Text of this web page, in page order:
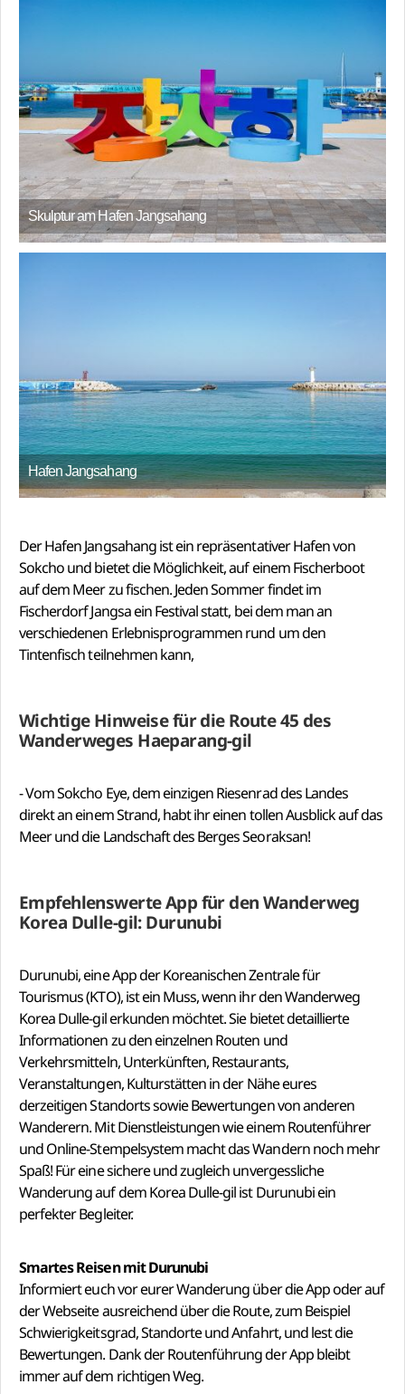
Skulptur am Hafen Jangsahang
Hafen Jangsahang
Der Hafen Jangsahang ist ein repräsentativer Hafen von
Sokcho und bietet die Möglichkeit, auf einem Fischerboot
auf dem Meer zu fischen. Jeden Sommer findet im
Fischerdorf Jangsa ein Festival statt, bei dem man an
verschiedenen Erlebnisprogrammen rund um den
Tintenfisch teilnehmen kann,
Wichtige Hinweise für die Route 45 des
Wanderweges Haeparang-gil
- Vom Sokcho Eye, dem einzigen Riesenrad des Landes
direkt an einem Strand, habt ihr einen tollen Ausblick auf das
Meer und die Landschaft des Berges Seoraksan!
Empfehlenswerte App für den Wanderweg
Korea Dulle-gil: Durunubi
Durunubi, eine App der Koreanischen Zentrale für
Tourismus (KTO), ist ein Muss, wenn ihr den Wanderweg
Korea Dulle-gil erkunden möchtet. Sie bietet detaillierte
Informationen zu den einzelnen Routen und
Verkehrsmitteln, Unterkünften, Restaurants,
Veranstaltungen, Kulturstätten in der Nähe eures
derzeitigen Standorts sowie Bewertungen von anderen
Wanderern. Mit Dienstleistungen wie einem Routenführer
und Online-Stempelsystem macht das Wandern noch mehr
Spaß! Für eine sichere und zugleich unvergessliche
Wanderung auf dem Korea Dulle-gil ist Durunubi ein
perfekter Begleiter.
Smartes Reisen mit Durunubi
Informiert euch vor eurer Wanderung über die App oder auf
der Webseite ausreichend über die Route, zum Beispiel
Schwierigkeitsgrad, Standorte und Anfahrt, und lest die
Bewertungen. Dank der Routenführung der App bleibt
immer auf dem richtigen Weg.